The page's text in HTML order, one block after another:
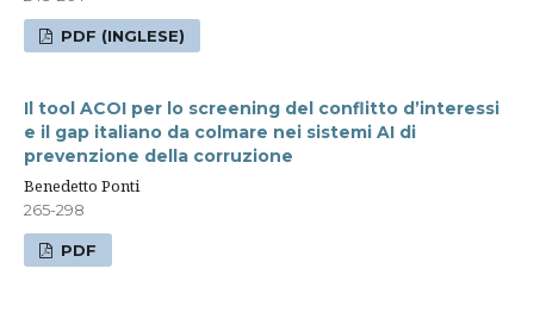
PDF (INGLESE)
Il tool ACOI per lo screening del conflitto d’interessi
e il gap italiano da colmare nei sistemi AI di
prevenzione della corruzione
Benedetto Ponti
265-298
PDF